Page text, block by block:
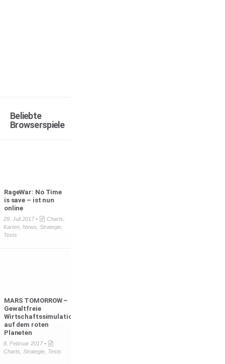
Beliebte
Browserspiele
RageWar: No Time
is save – ist nun
online
29. Juli 2017 • Charts
Karten, News Strategie,
Tests
MARS TOMORROW –
Gewaltfreie
Wirtschaftssimulation
auf dem roten
Planeten
8. Februar 2017 •
Charts Strategie, Tests